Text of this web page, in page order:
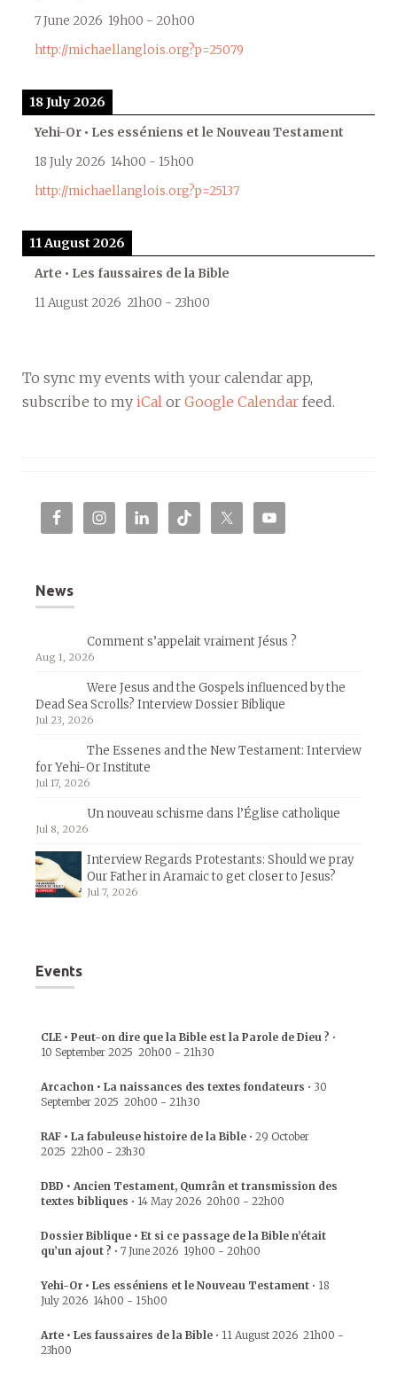
7 June 2026 19h00 - 20h00
http://michaellanglois.org?p=25079
18 July 2026
Yehi-Or • Les esséniens et le Nouveau Testament
18 July 2026 14h00 - 15h00
http://michaellanglois.org?p=25137
11 August 2026
Arte • Les faussaires de la Bible
11 August 2026 21h00 - 23h00
To sync my events with your calendar app,
subscribe to my iCal or Google Calendar feed.
News
Comment s’appelait vraiment Jésus ?
Aug 1, 2026
Were Jesus and the Gospels influenced by the
Dead Sea Scrolls? Interview Dossier Biblique
Jul 23, 2026
The Essenes and the New Testament: Interview
for Yehi-Or Institute
Jul 17, 2026
Un nouveau schisme dans l’Église catholique
Jul 8, 2026
Interview Regards Protestants: Should we pray
Our Father in Aramaic to get closer to Jesus?
Jul 7, 2026
Events
CLE • Peut-on dire que la Bible est la Parole de Dieu ? •
10 September 2025 20h00 - 21h30
Arcachon • La naissances des textes fondateurs • 30
September 2025 20h00 - 21h30
RAF • La fabuleuse histoire de la Bible • 29 October
2025 22h00 - 23h30
DBD • Ancien Testament, Qumrân et transmission des
textes bibliques • 14 May 2026 20h00 - 22h00
Dossier Biblique • Et si ce passage de la Bible n’était
qu’un ajout ? • 7 June 2026 19h00 - 20h00
Yehi-Or • Les esséniens et le Nouveau Testament • 18
July 2026 14h00 - 15h00
Arte • Les faussaires de la Bible • 11 August 2026 21h00 -
23h00